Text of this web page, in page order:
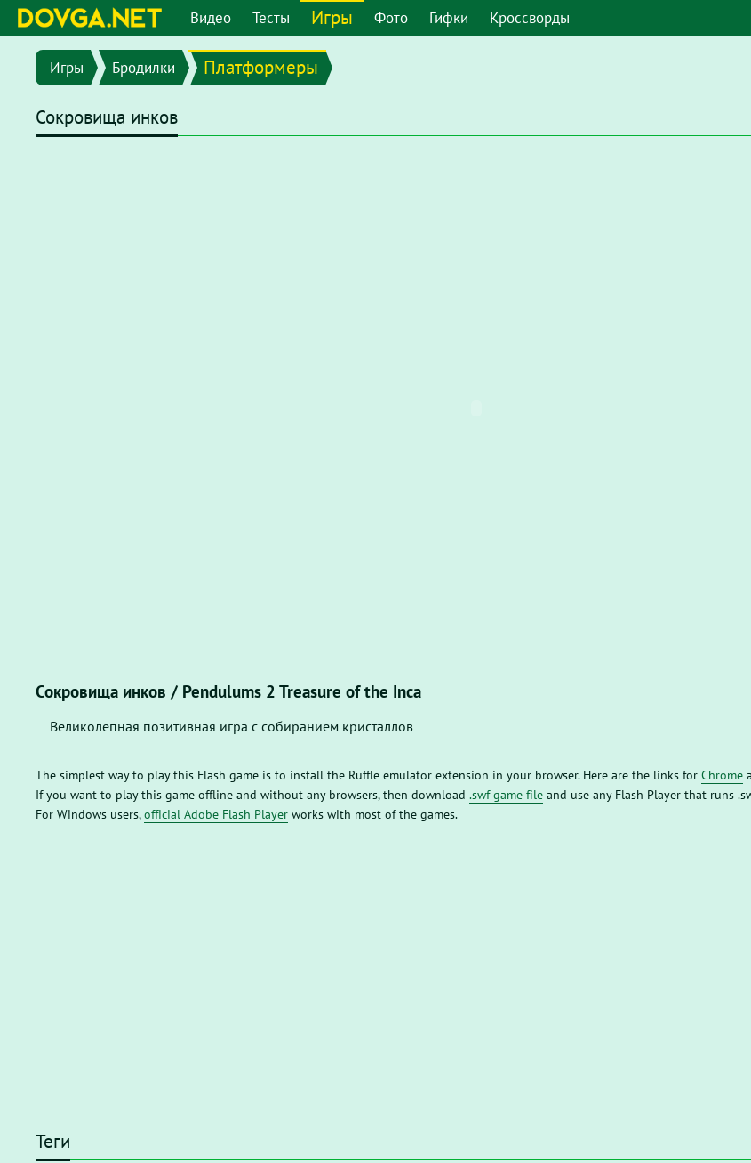
Видео Тесты Игры Фото Гифки Кроссворды
Игры Бродилки Платформеры
Сокровища инков
Сокровища инков / Pendulums 2 Treasure of the Inca
Великолепная позитивная игра с собиранием кристаллов
The simplest way to play this Flash game is to install the Ruffle emulator extension in your browser. Here are the links for Chrome
If you want to play this game offline and without any browsers, then download .swf game file and use any Flash Player that runs
For Windows users,official Adobe Flash Player works with most of the games.
Теги